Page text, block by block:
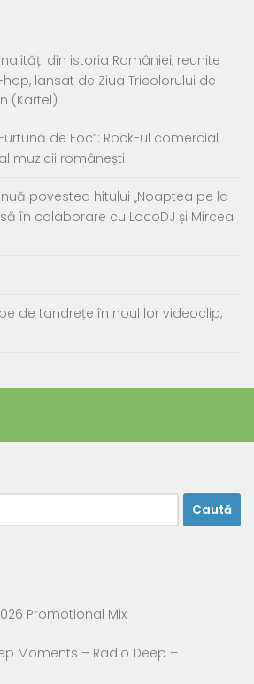
din istoria României, reunite
lansat de Ziua Tricolorului de
(Kartel)
de Foc”: Rock-ul comercial
muzicii românești
povestea hitului „Noaptea pe la
în colaborare cu LocoDJ și Mircea
de tandrețe în noul lor videoclip,
Promotional Mix
Moments – Radio Deep –